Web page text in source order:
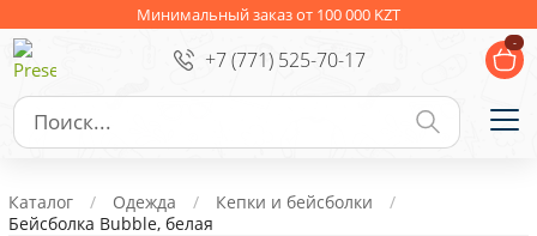
Минимальный заказ от 100 000 KZT
+7 (771) 525-70-17
-
Ежедневники Новогодние подарки
Сувениры к праздникам Упаковка
Личные аксессуары
Деловые подарки
Каталог Одежда
Кепки и бейсболки
Бейсболка Bubble, белая